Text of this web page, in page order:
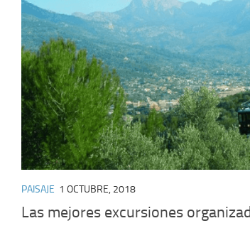
PAISAJE 1 OCTUBRE, 2018
Las mejores excursiones